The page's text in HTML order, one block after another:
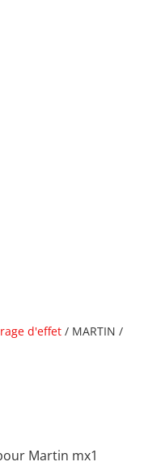
d'effet / MARTIN /
Martin mx1